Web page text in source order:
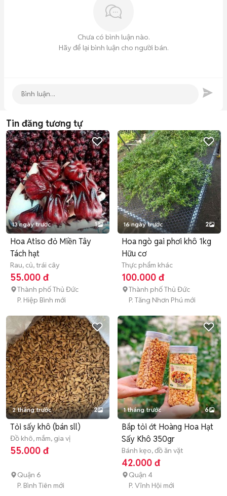
Chưa có bình luận nào.
Hãy để lại bình luận cho người bán.
Tin đăng tương tự
13 ngày trước 1
Hoa Atiso đỏ Miền Tây
Tách hạt
Rau, củ, trái cây
55.000 đ
Thành phố Thủ Đức
P. Hiệp Bình mới
16 ngày trước 2
Hoa ngò gai phơi khô 1kg
Hữu cơ
Thực phẩm khác
100.000 đ
Thành phố Thủ Đức
P. Tăng Nhơn Phú mới
2 tháng trước 2
Tỏi sấy khô (bán sll)
Đồ khô, mắm, gia vị
55.000 đ
Quận 6
P. Bình Tiên mới
1 tháng trước 6
Bắp tỏi ớt Hoàng Hoa Hạt
Sấy Khô 350gr
Bánh kẹo, đồ ăn vặt
42.000 đ
Quận 4
P. Vĩnh Hội mới